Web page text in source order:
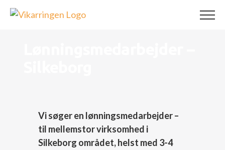
Skip
Vi søger en lønningsmedarbejder –
til mellemstor virksomhed i
Silkeborg området, helst med 3-4